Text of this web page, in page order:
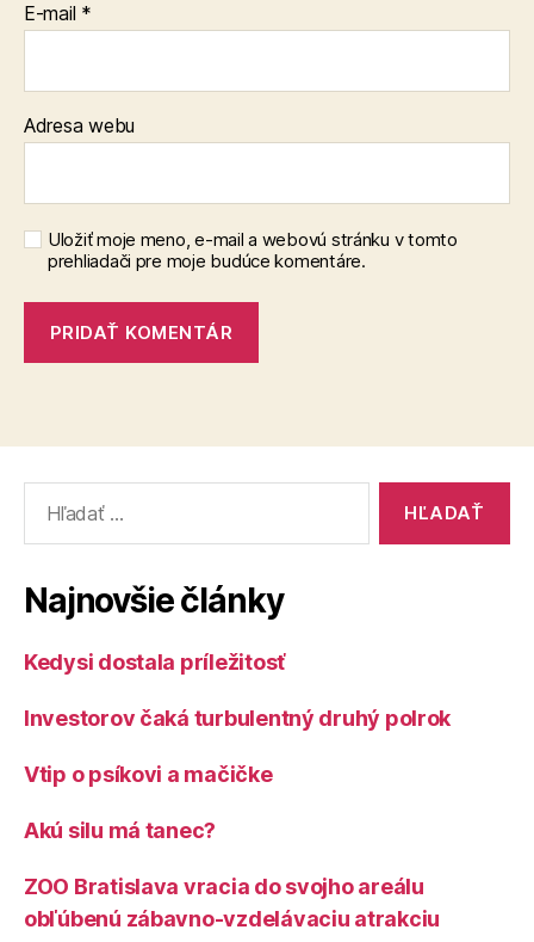
E-mail *
Adresa webu
Uložiť moje meno, e-mail a webovú stránku v tomto
prehliadači pre moje budúce komentáre.
Najnovšie články
Kedysi dostala príležitosť
Investorov čaká turbulentný druhý polrok
Vtip o psíkovi a mačičke
Akú silu má tanec?
ZOO Bratislava vracia do svojho areálu
obľúbenú zábavno-vzdelávaciu atrakciu